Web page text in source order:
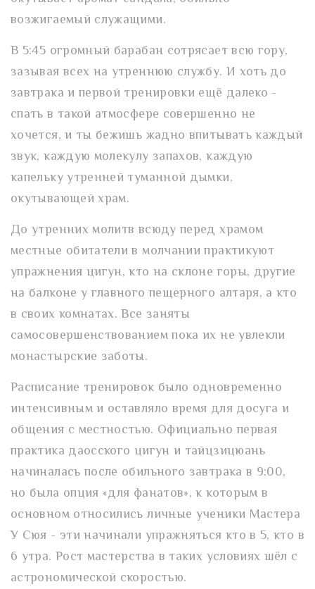
возжигаемый служащими.
В 5:45 огромный барабан сотрясает всю гору,
зазывая всех на утреннюю службу. И хоть до
завтрака и первой тренировки ещё далеко -
спать в такой атмосфере совершенно не
хочется, и ты бежишь жадно впитывать каждый
звук, каждую молекулу запахов, каждую
капельку утренней туманной дымки,
окутывающей храм.
До утренних молитв всюду перед храмом
местные обитатели в молчании практикуют
упражнения цигун, кто на склоне горы, другие
на балконе у главного пещерного алтаря, а кто
в своих комнатах. Все заняты
самосовершенствованием пока их не увлекли
монастырские заботы.
Расписание тренировок было одновременно
интенсивным и оставляло время для досуга и
общения с местностью. Официально первая
практика даосского цигун и тайцзицюань
начиналась после обильного завтрака в 9:00,
но была опция «для фанатов», к которым в
основном относились личные ученики Мастера
У Сюя - эти начинали упражняться кто в 5, кто в
6 утра. Рост мастерства в таких условиях шёл с
астрономической скоростью.